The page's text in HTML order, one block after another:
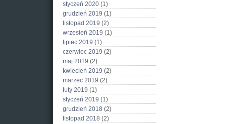
styczeń 2020 (1)
grudzień 2019 (1)
listopad 2019 (2)
wrzesień 2019 (1)
lipiec 2019 (1)
czerwiec 2019 (2)
maj 2019 (2)
kwiecień 2019 (2)
marzec 2019 (2)
luty 2019 (1)
styczeń 2019 (1)
grudzień 2018 (2)
listopad 2018 (2)